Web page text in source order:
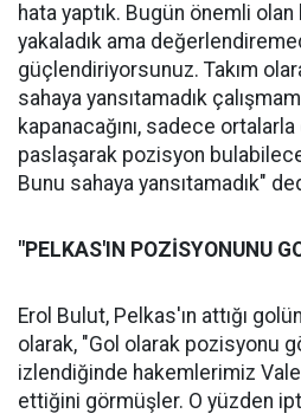
hata yaptık. Bugün önemli
yakaladık ama
güçlendiriyorsunuz. Takım
sahaya yansıtamadık
kapanacağını, sadece
paslaşarak pozisyon
Bunu sahaya yansıtamadık"
"PELKAS'IN POZİSYONUNU
Erol Bulut, Pelkas'ın attığı
olarak, "Gol olarak pozisyonu
izlendiğinde hakemlerimiz
ettiğini görmüşler. O yüzden